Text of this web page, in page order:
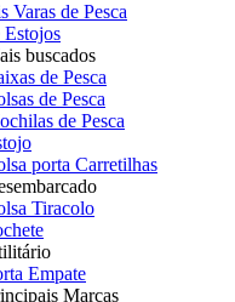
Varas de Pesca
Estojos
buscados
de Pesca
de Pesca
de Pesca
porta Carretilhas
Tiracolo
Empate
Marcas